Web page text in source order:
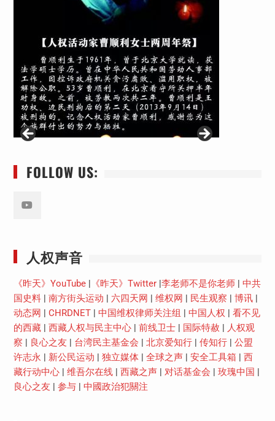
FOLLOW US:
人权声音
《昨天》YouTube| 《昨天》Twitter|李老师不是你老师| 中共
国史料| 南方街头运动 | 六四天网 | 维权网 | 民生观察 | 博讯|
动态网 | CHRDNET| 中国维权律师关注组 | 中国人权 | 看不见
的西藏| 西藏人权与民主中心| 前线卫士| 国际特赦 | 人权观
察 | 良心之友 | 台湾民主基金会 | 北京爱知行| 传知行| 公盟
许志永 | 新公民运动 | 独立媒体| 全球之声| 安全工具箱 | 西
藏行动中心| 维吾尔在线| 西藏之声| 对话基金会 | 玫瑰中国 |
良心之友 | 参与| 中國政治犯關注